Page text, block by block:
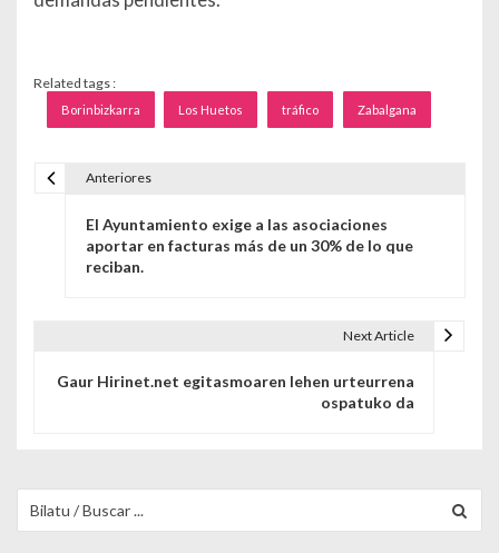
Related tags :
Borinbizkarra Los Huetos tráfico Zabalgana
Anteriores
El Ayuntamiento exige a las asociaciones
aportar en facturas más de un 30% de lo que
reciban.
Next Article
Gaur Hirinet.net egitasmoaren lehen urteurrena
ospatuko da